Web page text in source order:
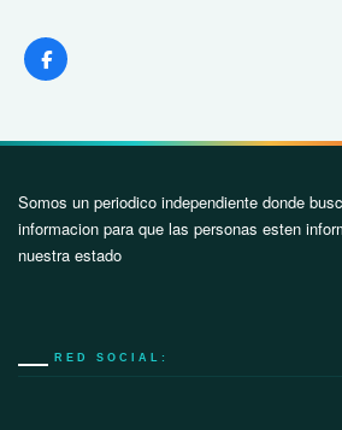
Somos un periodico independiente donde
informacion para que las personas esten
nuestra estado
RED SOCIAL: